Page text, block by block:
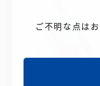
ご不明な点は